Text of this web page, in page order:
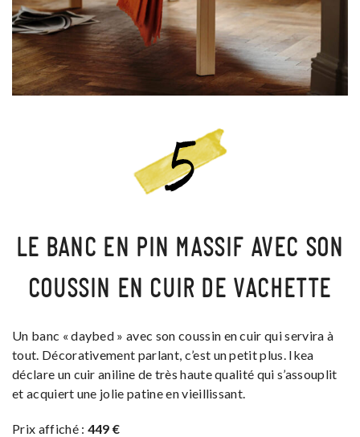
LE BANC EN PIN MASSIF AVEC SON
COUSSIN EN CUIR DE VACHETTE
Un banc « daybed » avec son coussin en cuir qui servira à
tout. Décorativement parlant, c’est un petit plus. Ikea
déclare un cuir aniline de très haute qualité qui s’assouplit
et acquiert une jolie patine en vieillissant.
Prix affiché : 449 €